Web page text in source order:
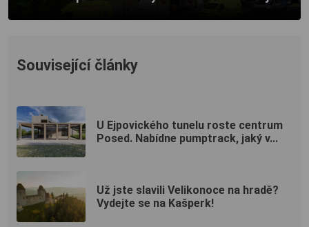
Související články
U Ejpovického tunelu roste centrum
Posed. Nabídne pumptrack, jaký v...
Už jste slavili Velikonoce na hradě?
Vydejte se na Kašperk!